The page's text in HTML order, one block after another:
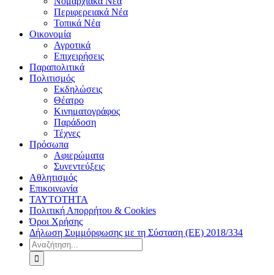
Περιφερειακά Νέα
Τοπικά Νέα
Οικονομία
Αγροτικά
Επιχειρήσεις
Παραπολιτικά
Πολιτισμός
Εκδηλώσεις
Θέατρο
Κινηματογράφος
Παράδοση
Τέχνες
Πρόσωπα
Αφιερώματα
Συνεντεύξεις
Αθλητισμός
Επικοινωνία
ΤΑΥΤΟΤΗΤΑ
Πολιτική Απορρήτου & Cookies
Όροι Χρήσης
Δήλωση Συμμόρφωσης με τη Σύσταση (ΕΕ) 2018/334
Αναζήτηση
για: